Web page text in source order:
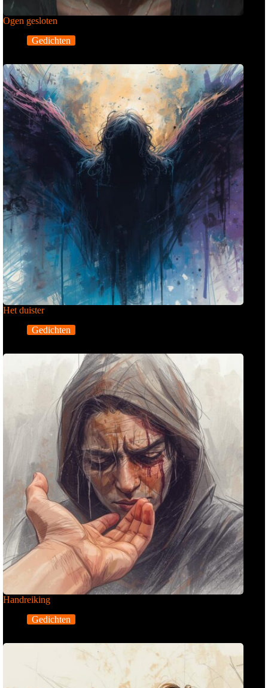
Ogen gesloten
Gedichten
Het duister
Gedichten
Handreiking
Gedichten